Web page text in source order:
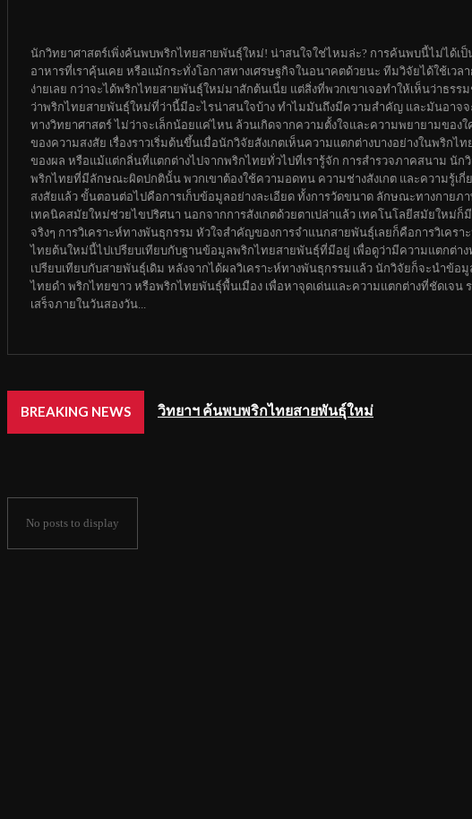
นักวิทยาศาสตร์เพิ่งค้นพบพริกไทยสายพันธุ์ใหม่! น่าสนใจใช่ไหมล่ะ? การค้นพบนี้ไม่ได้เป็
อาหารที่เราคุ้นเคย หรือแม้กระทั่งโอกาสทางเศรษฐกิจในอนาคตด้วยนะ ทีมวิจัยได้ใช้เ
ง่ายเลย กว่าจะได้พริกไทยสายพันธุ์ใหม่มาสักต้นเนี่ย แต่สิ่งที่พวกเขาเจอทำให้เห็นว่าธร
ว่าพริกไทยสายพันธุ์ใหม่ที่ว่านี้มีอะไรน่าสนใจบ้าง ทำไมมันถึงมีความสำคัญ และมันอาจจ
ทางวิทยาศาสตร์ ไม่ว่าจะเล็กน้อยแค่ไหน ล้วนเกิดจากความตั้งใจและความพยายามขอ
ของความสงสัย เรื่องราวเริ่มต้นขึ้นเมื่อนักวิจัยสังเกตเห็นความแตกต่างบางอย่างในพริก
ของผล หรือแม้แต่กลิ่นที่แตกต่างไปจากพริกไทยทั่วไปที่เรารู้จัก การสำรวจภาคสนาม นั
พริกไทยที่มีลักษณะผิดปกตินั้น พวกเขาต้องใช้ความอดทน ความช่างสังเกต และความรู้เกี่
สงสัยแล้ว ขั้นตอนต่อไปคือการเก็บข้อมูลอย่างละเอียด ทั้งการวัดขนาด ลักษณะทางกาย
เทคนิคสมัยใหม่ช่วยไขปริศนา นอกจากการสังเกตด้วยตาเปล่าแล้ว เทคโนโลยีสมัยให
จริงๆ การวิเคราะห์ทางพันธุกรรม หัวใจสำคัญของการจำแนกสายพันธุ์เลยก็คือการวิเคร
ไทยต้นใหม่นี้ไปเปรียบเทียบกับฐานข้อมูลพริกไทยสายพันธุ์ที่มีอยู่ เพื่อดูว่ามีความแตกต่า
เปรียบเทียบกับสายพันธุ์เดิม หลังจากได้ผลวิเคราะห์ทางพันธุกรรมแล้ว นักวิจัยก็จะนำข้อ
ไทยดำ พริกไทยขาว หรือพริกไทยพันธุ์พื้นเมือง เพื่อหาจุดเด่นและความแตกต่างที่ชัดเจน
เสร็จภายในวันสองวัน...
BREAKING NEWS วิทยาฯ ค้นพบพริกไทยสายพันธุ์ใหม่
No posts to display